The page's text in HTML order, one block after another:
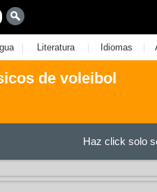
| Literatura | Idiomas |
de voleibol
Haz click solo